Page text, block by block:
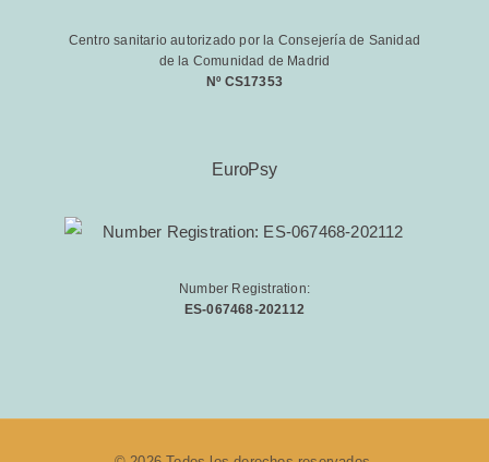
Centro sanitario autorizado por la Consejería de Sanidad
de la Comunidad de Madrid
Nº CS17353
EuroPsy
Number Registration:
ES-067468-202112